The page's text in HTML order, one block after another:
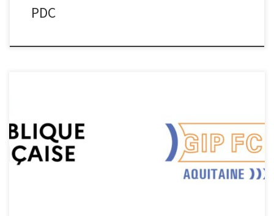
PDC
CAPéMARE – Salon Seanergy La Région Académique Nouvelle-
Aquitaine était présente au salon Seanergy le 17-18 juin 2025 pour
la présentation du projet CAPéMARE ! Une belle dynamique est
lancée. Félicitations à tous les acteurs présents. : Salon Seanergy